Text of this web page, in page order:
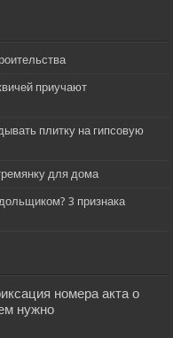
приучают
плитку на гипсовую
для дома
3 признака
номера акта о
нужно